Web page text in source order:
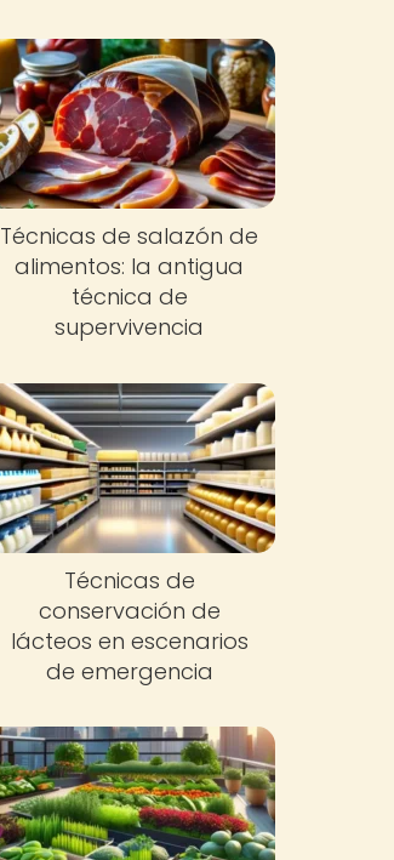
Técnicas de salazón de
alimentos: la antigua
técnica de
supervivencia
Técnicas de
conservación de
lácteos en escenarios
de emergencia